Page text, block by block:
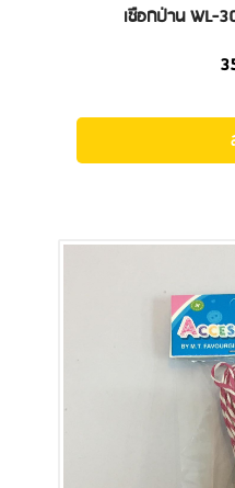
เชือกป่าน WL-